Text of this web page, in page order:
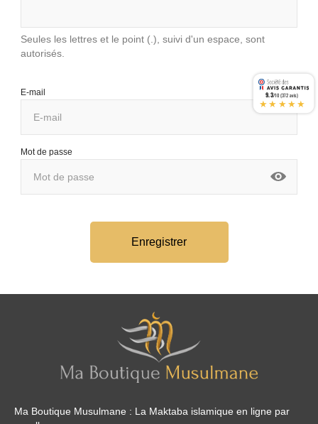
Seules les lettres et le point (.), suivi d'un espace, sont
autorisés.
E-mail
Mot de passe
Enregistrer
Ma Boutique Musulmane : La Maktaba islamique en ligne par
9.3/10 (372 avis)
★★★★★